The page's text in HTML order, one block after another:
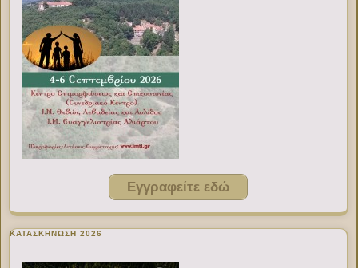
Εγγραφείτε εδώ
ΚΑΤΑΣΚΗΝΩΣΗ 2026